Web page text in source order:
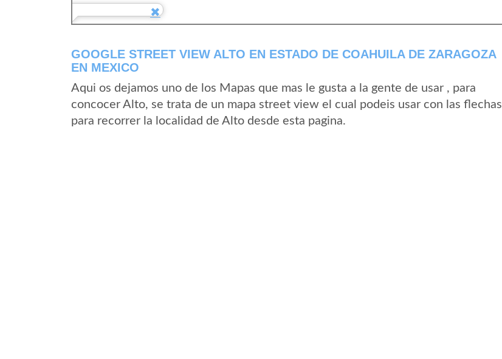
GOOGLE STREET VIEW ALTO EN ESTADO DE COAHUILA DE ZARAGOZA
EN MEXICO
Aqui os dejamos uno de los Mapas que mas le gusta a la gente de usar , para
concocer Alto, se trata de un mapa street view el cual podeis usar con las flechas
para recorrer la localidad de Alto desde esta pagina.